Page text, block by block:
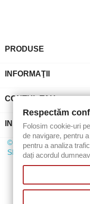
PRODUSE
INFORMAŢII
CONTUL TAU
INFORMATIILE
© 2015 - 2026 - Toate
SRL
Respectăm
Folosim cookie-uri
de navigare, pentru
pentru a analiza
dați acordul